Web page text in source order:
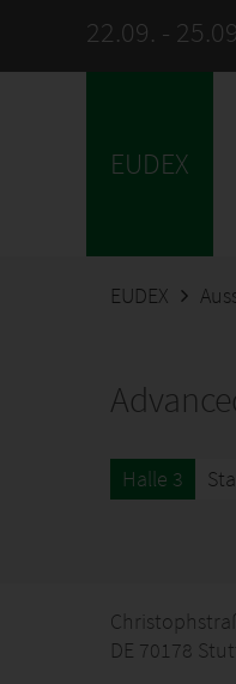
22.09. -
EUDEX
EUDEX
Halle 3
DE 70178